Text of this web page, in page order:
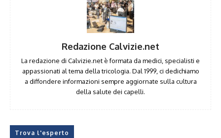
Redazione Calvizie.net
La redazione di Calvizie.net è formata da medici, specialisti e
appassionati al tema della tricologia. Dal 1999, ci dedichiamo
a diffondere informazioni sempre aggiornate sulla cultura
della salute dei capelli.
Trova l'esperto